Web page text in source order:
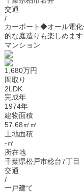
交通
/
カーポート◆オール電
的な庭造りも楽しめます
マンション
1,680万円
間取り
2LDK
完成年
1974年
建物面積
57.68㎡㎡
土地面積
-㎡
所在地
千葉県松戸市稔台7丁目
交通
/
一戸建て